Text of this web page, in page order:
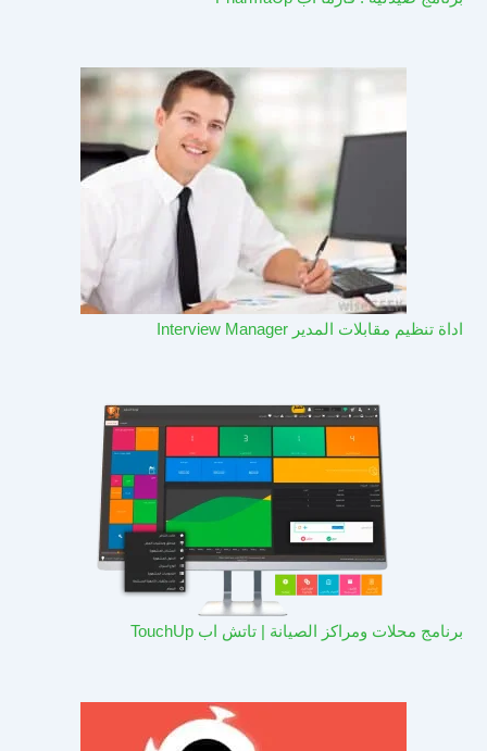
اداة تنظيم مقابلات المدير Interview Manager
برنامج محلات ومراكز الصيانة | تاتش اب TouchUp